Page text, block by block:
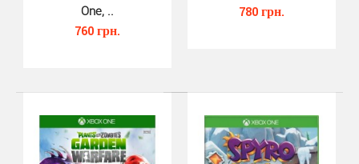
One, ..
760 грн.
780 грн.